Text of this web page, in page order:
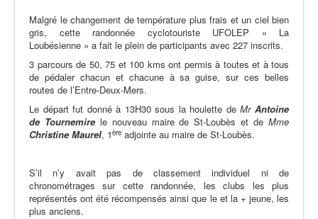
Malgré le changement de température plus frais et un ciel bien
gris, cette randonnée cyclotouriste UFOLEP « La
Loubésienne » a fait le plein de participants avec 227 inscrits.
3 parcours de 50, 75 et 100 kms ont permis à toutes et à tous
de pédaler chacun et chacune à sa guise, sur ces belles
routes de l’Entre-Deux-Mers.
Le départ fut donné à 13H30 sous la houlette deMrAntoine
de Tournemire le nouveau maire de St-Loubès et de Mme
Christine Maurel, 1ère adjointe au maire de St-Loubès.
S’il n’y avait pas de classement individuel ni de
chronométrages sur cette randonnée, les clubs les plus
représentés ont été récompensés ainsi que le et la + jeune, les
plus anciens.